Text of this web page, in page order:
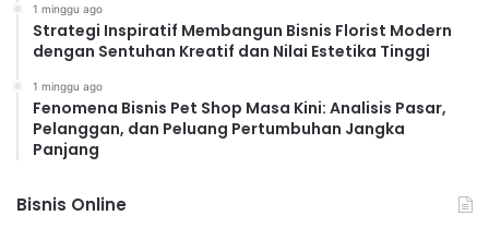
1 minggu ago
Strategi Inspiratif Membangun Bisnis Florist Modern
dengan Sentuhan Kreatif dan Nilai Estetika Tinggi
1 minggu ago
Fenomena Bisnis Pet Shop Masa Kini: Analisis Pasar,
Pelanggan, dan Peluang Pertumbuhan Jangka
Panjang
Bisnis Online